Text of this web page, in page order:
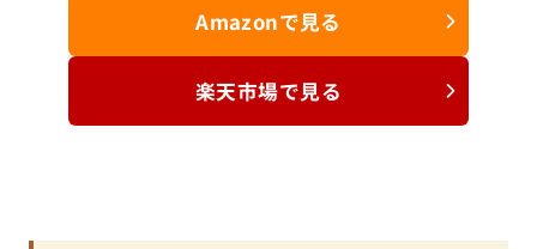
Amazonで見る
楽天市場で見る